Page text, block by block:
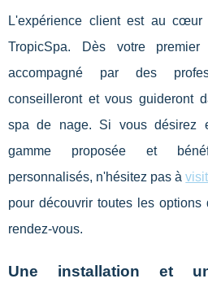
L'expérience client est au
TropicSpa. Dès votre
accompagné par des
conseilleront et vous guideront
spa de nage. Si vous désirez
gamme proposée et
personnalisés, n'hésitez pas à
pour découvrir toutes les options
rendez-vous.
Une installation et